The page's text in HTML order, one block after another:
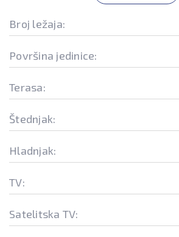
Broj ležaja:
Površina jedinice:
Terasa:
Štednjak:
Hladnjak:
TV:
Satelitska TV: